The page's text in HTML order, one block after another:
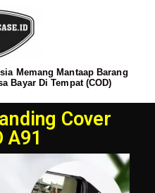
Memang Mantaap Barang
Bayar Di Tempat (COD)
Cover
A91